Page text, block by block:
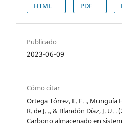
HTML PDF
Publicado
2023-06-09
Cómo citar
Ortega Tórrez, E. F. ., Munguía
R. de J. ., & Blandón Díaz, J. U. .
Carbono almacenado en